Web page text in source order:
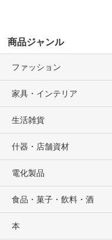
商品ジャンル
ファッション
家具・インテリア
生活雑貨
什器・店舗資材
電化製品
食品・菓子・飲料・酒
本